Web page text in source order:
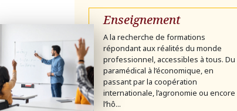
Enseignement
A la recherche de formations
répondant aux réalités du monde
professionnel, accessibles à tous. Du
paramédical à l’économique, en
passant par la coopération
internationale, l’agronomie ou encore
l’hô...